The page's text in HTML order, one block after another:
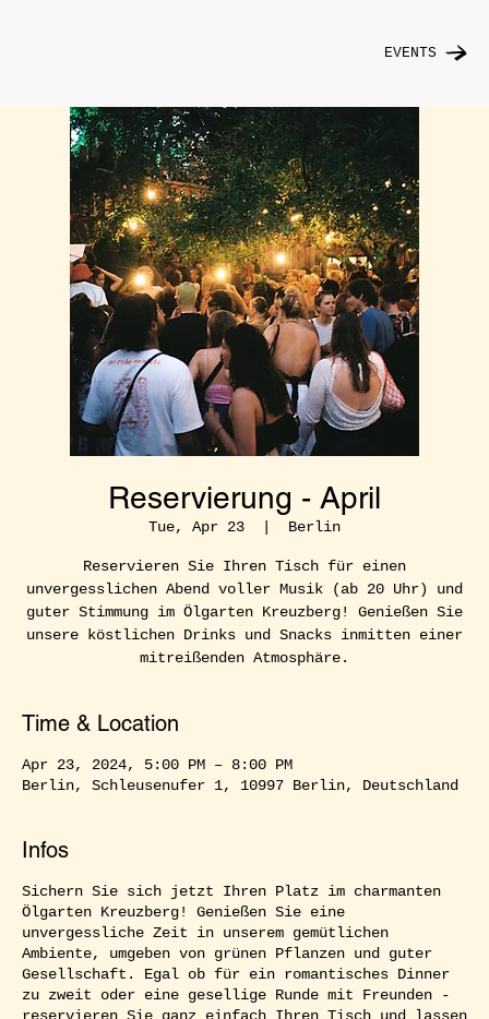
EVENTS
Reservierung - April
Tue, Apr 23
  |
Berlin
Reservieren Sie Ihren Tisch für einen
unvergesslichen Abend voller Musik (ab 20 Uhr) und
guter Stimmung im Ölgarten Kreuzberg! Genießen Sie
unsere köstlichen Drinks und Snacks inmitten einer
mitreißenden Atmosphäre.
Time & Location
Apr 23, 2024, 5:00 PM – 8:00 PM
Berlin, Schleusenufer 1, 10997 Berlin, Deutschland
Infos
Sichern Sie sich jetzt Ihren Platz im charmanten
Ölgarten Kreuzberg! Genießen Sie eine
unvergessliche Zeit in unserem gemütlichen
Ambiente, umgeben von grünen Pflanzen und guter
Gesellschaft. Egal ob für ein romantisches Dinner
zu zweit oder eine gesellige Runde mit Freunden -
reservieren Sie ganz einfach Ihren Tisch und lassen